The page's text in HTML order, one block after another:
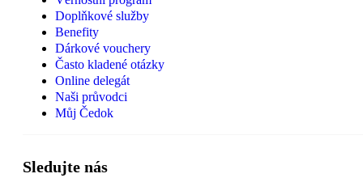
Doplňkové služby
Benefity
Dárkové vouchery
Často kladené otázky
Online delegát
Naši průvodci
Můj Čedok
Sledujte nás